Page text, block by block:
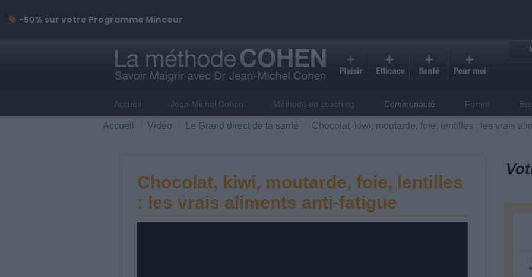
Accueil Jean-Michel Cohen Méthode de coaching Communauté Forum
Accueil Vidéo Le Grand direct de la santé Chocolat, kiwi, moutarde, foie, lentilles : les vrais
Chocolat, kiwi, moutarde, foie, lentilles
: les vrais aliments anti-fatigue
-50% sur votre Programme Minceur